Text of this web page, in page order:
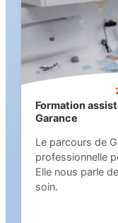
Formation
Garance
Le parcours de
professionnelle
Elle nous parle
soin.